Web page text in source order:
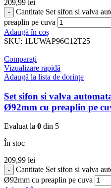
209,99 lei
Cantitate Set sifon si valva
preaplin pe cuva
Adaugă în coș
SKU: 1LUWAP96C12T25
Comparați
Vizualizare rapidă
Adaugă la lista de dorințe
Set sifon si valva
Ø92mm cu preaplin pe
Evaluat la 0 din 5
În stoc
209,99 lei
Cantitate Set sifon si valva
Ø92mm cu preaplin pe cuva